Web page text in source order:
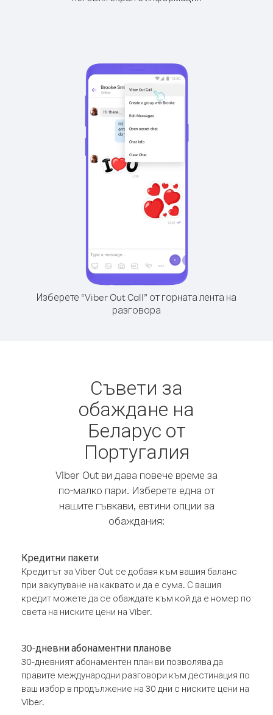
Изберете “Viber Out Call” от горната лента на
разговора
Съвети за
обаждане на
Беларус от
Португалия
Viber Out ви дава повече време за
по-малко пари. Изберете една от
нашите гъвкави, евтини опции за
обаждания:
Кредитни пакети
Кредитът за Viber Out се добавя към вашия баланс
при закупуване на каквато и да е сума. С вашия
кредит можете да се обаждате към кой да е номер по
света на ниските цени на Viber.
30-дневни абонаментни планове
30-дневният абонаментен план ви позволява да
правите международни разговори към дестинация по
ваш избор в продължение на 30 дни с ниските цени на
Viber.